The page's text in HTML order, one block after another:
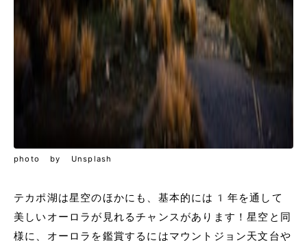
photo by Unsplash
テカポ湖は星空のほかにも、基本的には1年を通して
美しいオーロラが見れるチャンスがあります！星空と同
様に、オーロラを鑑賞するにはマウントジョン天文台や